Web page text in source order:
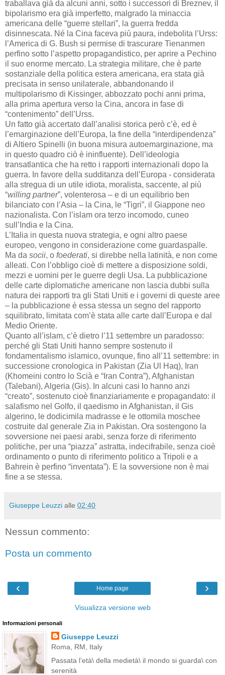
traballava già da alcuni anni, sotto i successori di Breznev, il
bipolarismo era già imperfetto, malgrado la minaccia
americana delle “guerre stellari”, la guerra fredda
disinnescata. Né la Cina faceva più paura, indebolita l’Urss:
l’America di G. Bush si permise di trascurare Tienanmen
perfino sotto l’aspetto propagandistico, per aprire a Pechino
il suo enorme mercato. La strategia militare, che è parte
sostanziale della politica estera americana, era stata già
precisata in senso unilaterale, abbandonando il
multipolarismo di Kissinger, abbozzato pochi anni prima,
alla prima apertura verso la Cina, ancora in fase di
“contenimento” dell’Urss.
Un fatto già accertato dall’analisi storica però c’è, ed è
l’emarginazione dell’Europa, la fine della “interdipendenza”
di Altiero Spinelli (in buona misura autoemarginazione, ma
in questo quadro ciò è ininfluente). Dell’ideologia
transatlantica che ha retto i rapporti internazionali dopo la
guerra. In favore della sudditanza dell’Europa - considerata
alla stregua di un utile idiota, moralista, saccente, al più
“willing partner”, volenterosa – e di un equilibrio ben
bilanciato con l’Asia – la Cina, le “Tigri”, il Giappone neo
nazionalista. Con l’islam ora terzo incomodo, cuneo
sull’India e la Cina.
L’Italia in questa nuova strategia, e ogni altro paese
europeo, vengono in considerazione come guardaspalle.
Ma da socii, o foederati, si direbbe nella latinità, e non come
alleati. Con l’obbligo cioè di mettere a disposizione soldi,
mezzi e uomini per le guerre degli Usa. La pubblicazione
delle carte diplomatiche americane non lascia dubbi sulla
natura dei rapporti tra gli Stati Uniti e i governi di queste aree
– la pubblicazione è essa stessa un segno del rapporto
squilibrato, limitata com’è stata alle carte dall’Europa e dal
Medio Oriente.
Quanto all’islam, c’è dietro l’11 settembre un paradosso:
perché gli Stati Uniti hanno sempre sostenuto il
fondamentalismo islamico, ovunque, fino all’11 settembre: in
successione cronologica in Pakistan (Zia Ul Haq), Iran
(Khomeini contro lo Scià e “Iran Contra”), Afghanistan
(Talebani), Algeria (Gis). In alcuni casi lo hanno anzi
“creato”, sostenuto cioè finanziariamente e propagandato: il
salafismo nel Golfo, il qaedismo in Afghanistan, il Gis
algerino, le dodicimila madrasse e le ottomila moschee
costruite dal generale Zia in Pakistan. Ora sostengono la
sovversione nei paesi arabi, senza forze di riferimento
politiche, per una “piazza” astratta, indecifrabile, senza cioè
ordinamento o punto di riferimento politico a Tripoli e a
Bahrein è perfino “inventata”). E la sovversione non è mai
fine a se stessa.
Giuseppe Leuzzi alle 02:40
Nessun commento:
Posta un commento
‹ ›
Home page
Visualizza versione web
Informazioni personali
Giuseppe Leuzzi
Roma, RM, Italy
Passata l’età\ della medietà\ il mondo si guarda\ con
serenità